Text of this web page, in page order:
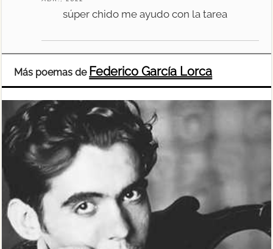
súper chido me ayudo con la tarea
Más poemas de Federico García Lorca